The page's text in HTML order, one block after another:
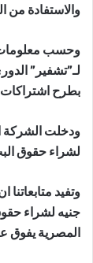
والاستفادة من
وحسب معلومات
لـ”تشفير”
بطرح
ودخلت الشركة
لشراء حقوق
جنيه لشراء
المصرية يفوق